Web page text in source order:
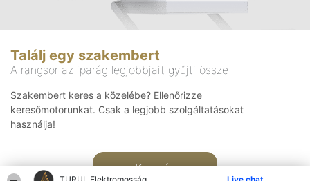
Találj egy szakembert
A rangsor az iparág legjobbjait gyűjti össze
Szakembert keres a közelébe? Ellenőrizze
keresőmotorunkat. Csak a legjobb szolgáltatásokat
használja!
Keresés